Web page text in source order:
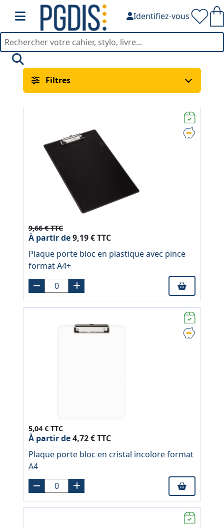
Identifiez-vous
Conférenciers & Porte-
Filtres
9,66 € TTC
À partir de9,19 € TTC
Plaque porte bloc en plastique avec pince
format A4+
5,04 € TTC
À partir de4,72 € TTC
Plaque porte bloc en cristal incolore format
A4